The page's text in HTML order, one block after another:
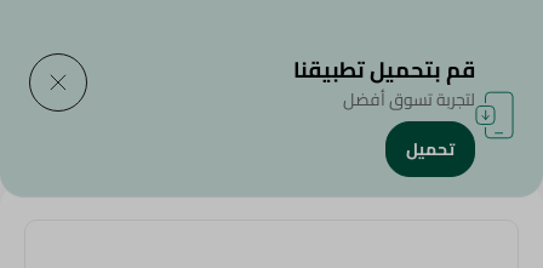
الرئيسية/اللحوم الباردة
قم بتحميل تطبيقنا
لتجربة تسوق أفضل
تحميل